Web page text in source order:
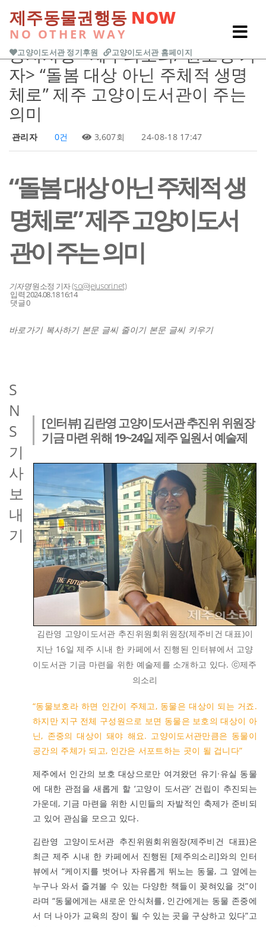
제주동물권행동 NOW
NO OTHER WAY
고양이도서관 정기후원 고양이도서관 홈페이지
Previous Next
공지사항<제주의소리/ 원소정 기
자> “돌봄 대상 아닌 주체적 생명
체로” 제주 고양이도서관이 주는
의미
관리자 0건 3,607회 24-08-18 17:47
“돌봄 대상 아닌 주체적 생
명체로” 제주 고양이도서
관이 주는 의미
기자명원소정 기자(so@jejusori.net)
입력 2024.08.18 16:14
댓글 0
바로가기 복사하기 본문 글씨 줄이기 본문 글씨 키우기
S
N
S
기
사
보
내
기
[인터뷰] 김란영 고양이도서관 추진위 위원장
기금 마련 위해 19~24일 제주 일원서 예술제
김란영 고양이도서관 추진위원회위원장(제주비건 대표)이
지난 16일 제주 시내 한 카페에서 진행된 인터뷰에서 고양
이도서관 기금 마련을 위한 예술제를 소개하고 있다. ⓒ제주
의소리
“동물보호라 하면 인간이 주체고, 동물은 대상이 되는 거죠.
하지만 지구 전체 구성원으로 보면 동물은 보호의 대상이 아
닌, 존중의 대상이 돼야 해요. 고양이도서관만큼은 동물이
공간의 주체가 되고, 인간은 서포트하는 곳이 될 겁니다”
제주에서 인간의 보호 대상으로만 여겨왔던 유기·유실 동물
에 대한 관점을 새롭게 할 ‘고양이 도서관’ 건립이 추진되는
가운데, 기금 마련을 위한 시민들의 자발적인 축제가 준비되
고 있어 관심을 모으고 있다.
김란영 고양이도서관 추진위원회위원장(제주비건 대표)은
최근 제주 시내 한 카페에서 진행된 [제주의소리]와의 인터
뷰에서 “케이지를 벗어나 자유롭게 뛰노는 동물, 그 옆에는
누구나 와서 즐겨볼 수 있는 다양한 책들이 꽂혀있을 것”이
라며 “동물에게는 새로운 안식처를, 인간에게는 동물 존중에
서 더 나아가 교육의 장이 될 수 있는 곳을 구상하고 있다”고